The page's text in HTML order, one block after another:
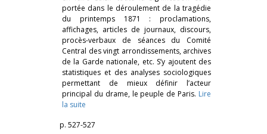
portée dans le déroulement de la tragédie
du printemps 1871 : proclamations,
affichages, articles de journaux, discours,
procès-verbaux de séances du Comité
Central des vingt arrondissements, archives
de la Garde nationale, etc. S’y ajoutent des
statistiques et des analyses sociologiques
permettant de mieux définir l’acteur
principal du drame, le peuple de Paris. Lire
la suite
p. 527-527